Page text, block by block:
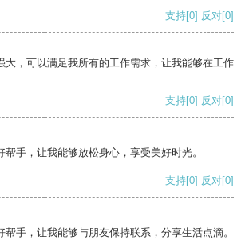
支持[0] 反对[0]
大，可以满足我所有的工作需求，让我能够在工作
支持[0] 反对[0]
手，让我能够放松身心，享受美好时光。
支持[0] 反对[0]
帮手，让我能够与朋友保持联系，分享生活点滴。